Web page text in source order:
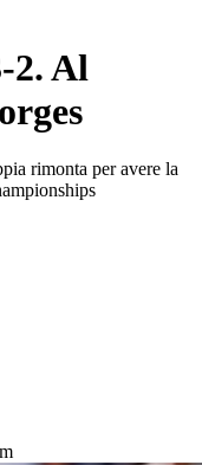
2. Al
rimonta per avere la